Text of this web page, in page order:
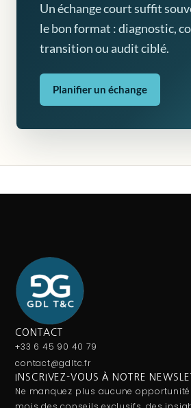
Un échange court suffit
le bon format : diagnostic,
transition ou audit ciblé.
Planifier un échange
CONTACT
+33 6 45 90 40 79
contact@gdltc.fr
INSCRIVEZ-VOUS À NOTRE
Ne manquez plus aucune opportunité